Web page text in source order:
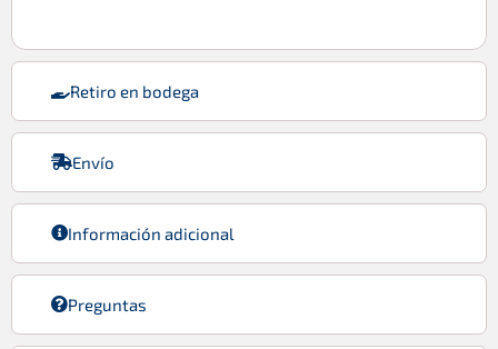
Retiro en bodega
Envío
Información adicional
Preguntas